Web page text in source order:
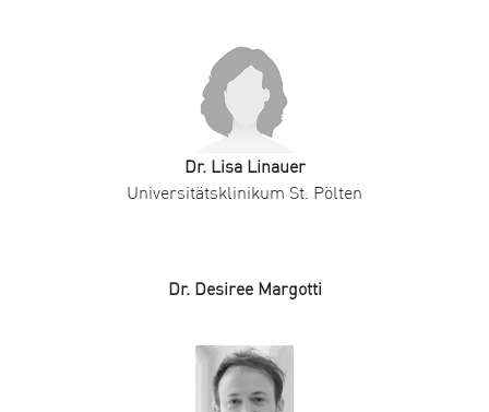
Dr. Lisa Linauer
Universitätsklinikum St. Pölten
Dr. Desiree Margotti